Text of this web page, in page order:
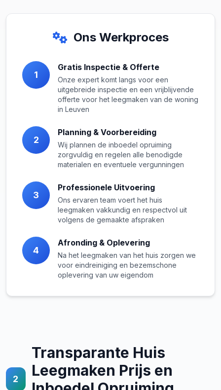
Ons Werkproces
1
Gratis Inspectie & Offerte
Onze expert komt langs voor een
uitgebreide inspectie en een vrijblijvende
offerte voor het leegmaken van de woning
in Leuven
2
Planning & Voorbereiding
Wij plannen de inboedel opruiming
zorgvuldig en regelen alle benodigde
materialen en eventuele vergunningen
3
Professionele Uitvoering
Ons ervaren team voert het huis
leegmaken vakkundig en respectvol uit
volgens de gemaakte afspraken
4
Afronding & Oplevering
Na het leegmaken van het huis zorgen we
voor eindreiniging en bezemschone
oplevering van uw eigendom
2
Transparante Huis
Leegmaken Prijs en